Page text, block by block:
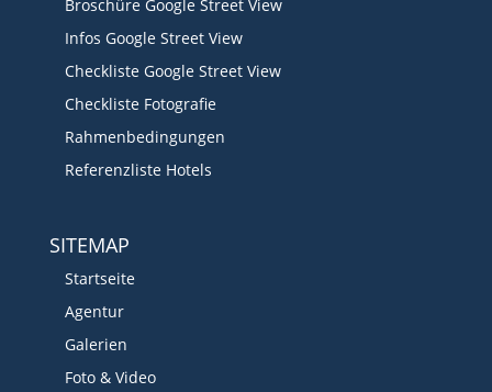
Broschüre Google Street View
Infos Google Street View
Checkliste Google Street View
Checkliste Fotografie
Rahmenbedingungen
Referenzliste Hotels
SITEMAP
Startseite
Agentur
Galerien
Foto & Video